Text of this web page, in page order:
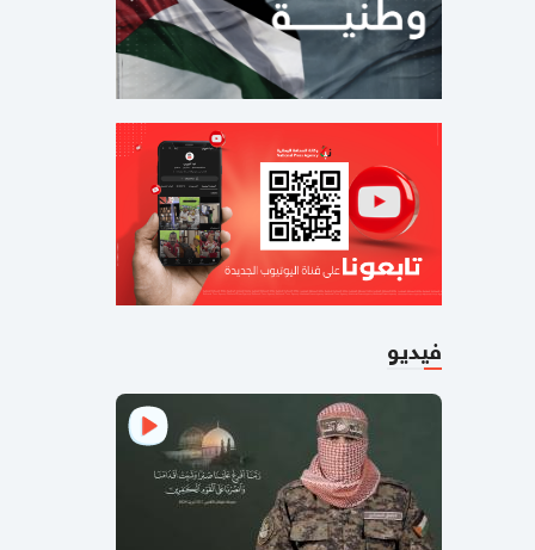
09:50 مساءاً
تضامن واسع معه.. من هو "طبيب
الغلابة" الذي اعتقله الاحتلال بالضفة؟
"إيلات في خطر".. إسرائيل تخشى
سيناريو 7 أكتوبر بهجوم منسق عبر حدود
الأردن
09:40 مساءاً
هب الريح والفراية يبحثان تسهيل السفر
11:27 صباحا
بالفيديو والصوراستشهاد مسعف
وطالبة بقصف إسرائيلي على غزة (شاهد)
08:12 صباحا
ارتفاع الدولار .. أسعار صرف العملات
فيديو